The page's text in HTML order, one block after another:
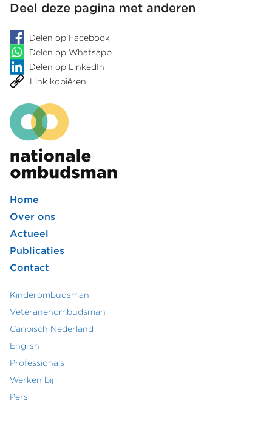
Deel deze pagina met anderen
Delen op Facebook
Delen op Whatsapp
Delen op LinkedIn
Link kopiëren
Footer
hoofdmenu
Home
Over ons
Actueel
Publicaties
Contact
Footer
secundair
menu
Kinderombudsman
Veteranenombudsman
Caribisch Nederland
English
Professionals
Werken bij
Pers